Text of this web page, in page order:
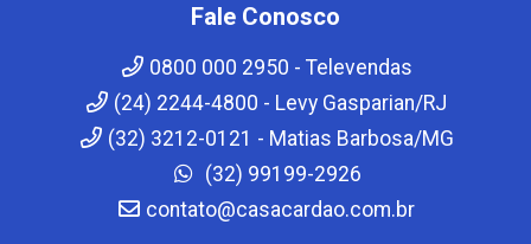
Fale Conosco
0800 000 2950 - Televendas
(24) 2244-4800 - Levy Gasparian/RJ
(32) 3212-0121 - Matias Barbosa/MG
(32) 99199-2926
contato@casacardao.com.br